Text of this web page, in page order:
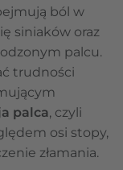
ból w
siniaków oraz
palcu.
trudności
palca, czyli
osi stopy,
złamania.